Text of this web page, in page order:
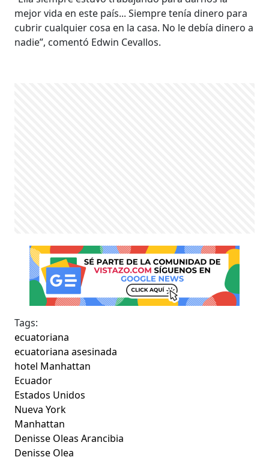
mejor vida en este país... Siempre tenía dinero para
cubrir cualquier cosa en la casa. No le debía dinero a
nadie”, comentó Edwin Cevallos.
Tags:
ecuatoriana
ecuatoriana asesinada
hotel Manhattan
Ecuador
Estados Unidos
Nueva York
Manhattan
Denisse Oleas Arancibia
Denisse Olea